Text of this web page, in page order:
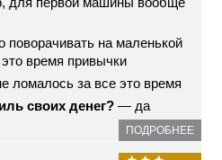
поворачивать на маленькой
время привычки
ломалось за все это время
своих денег? — да
ПОДРОБНЕЕ